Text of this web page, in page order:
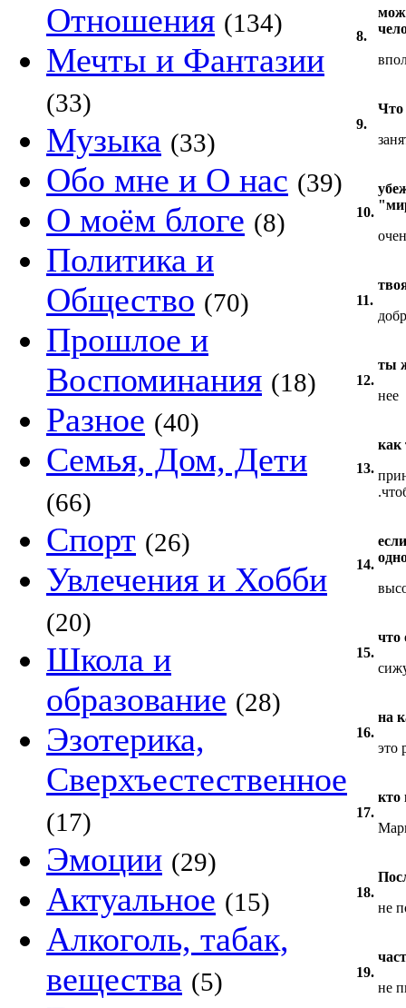
Отношения (134)
Мечты и Фантазии
(33)
Музыка (33)
Обо мне и О нас (39)
О моём блоге (8)
Политика и
Общество (70)
Прошлое и
Воспоминания (18)
Разное (40)
Семья, Дом, Дети
(66)
Спорт (26)
Увлечения и Хобби
(20)
Школа и
образование (28)
Эзотерика,
Сверхъестественное
(17)
Эмоции (29)
Актуальное (15)
Алкоголь, табак,
вещества (5)
8.
9.
Что
10.
11.
12.
ты
нее
13.
как
14.
15.
что
16.
на
это
17.
кто
18.
не
19.
не